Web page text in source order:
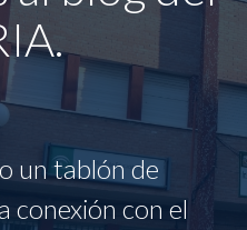
un tablón de
conexión con el